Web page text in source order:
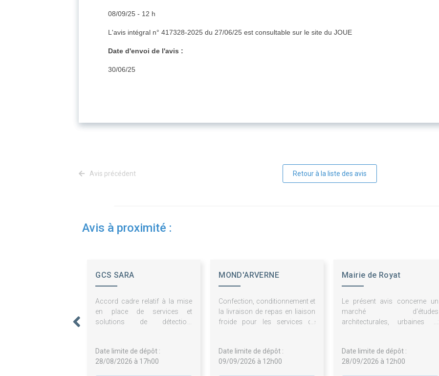
08/09/25 - 12 h
L'avis intégral n° 417328-2025 du 27/06/25 est consultable sur le site du JOUE
Date d'envoi de l'avis :
30/06/25
Avis précédent Retour à la liste des avis
Avis à proximité :
GCS SARA
Accord cadre relatif à la mise
en place de services et
solutions de détection,
Antispam)
Date limite de dépôt :
28/08/2026 à 17h00
MOND'ARVERNE
Confection, conditionnement et
la livraison de repas en liaison
froide pour les services de
Date limite de dépôt :
09/09/2026 à 12h00
Mairie de Royat
Le présent avis concerne un
marché d'études
architecturales, urbaines et
requalification de
Date limite de dépôt :
28/09/2026 à 12h00